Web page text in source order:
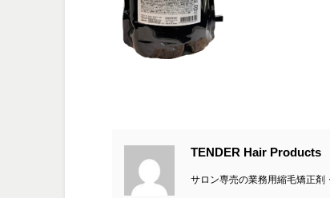
TENDER Hair Products
サロン専売の業務用縮毛矯正